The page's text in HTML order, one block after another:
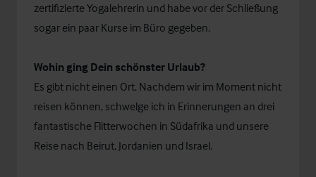
zertifizierte Yogalehrerin und habe vor der Schließung
sogar ein paar Kurse im Büro gegeben.
Wohin ging Dein schönster Urlaub?
Es gibt nicht einen Ort. Nachdem wir im Moment nicht
reisen können, schwelge ich in Erinnerungen an drei
fantastische Flitterwochen in Südafrika und unsere
Reise nach Beirut, Jordanien und Israel.